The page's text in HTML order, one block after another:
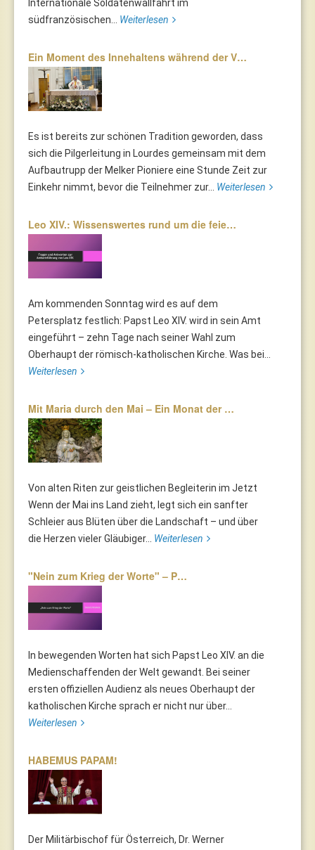
Internationale Soldatenwallfahrt im
südfranzösischen... Weiterlesen
Ein Moment des Innehaltens während der V…
Es ist bereits zur schönen Tradition geworden, dass
sich die Pilgerleitung in Lourdes gemeinsam mit dem
Aufbautrupp der Melker Pioniere eine Stunde Zeit zur
Einkehr nimmt, bevor die Teilnehmer zur... Weiterlesen
Leo XIV.: Wissenswertes rund um die feie…
Am kommenden Sonntag wird es auf dem
Petersplatz festlich: Papst Leo XIV. wird in sein Amt
eingeführt – zehn Tage nach seiner Wahl zum
Oberhaupt der römisch-katholischen Kirche. Was bei...
Weiterlesen
Mit Maria durch den Mai – Ein Monat der …
Von alten Riten zur geistlichen Begleiterin im Jetzt
Wenn der Mai ins Land zieht, legt sich ein sanfter
Schleier aus Blüten über die Landschaft – und über
die Herzen vieler Gläubiger... Weiterlesen
"Nein zum Krieg der Worte" – P…
In bewegenden Worten hat sich Papst Leo XIV. an die
Medienschaffenden der Welt gewandt. Bei seiner
ersten offiziellen Audienz als neues Oberhaupt der
katholischen Kirche sprach er nicht nur über...
Weiterlesen
HABEMUS PAPAM!
Der Militärbischof für Österreich, Dr. Werner